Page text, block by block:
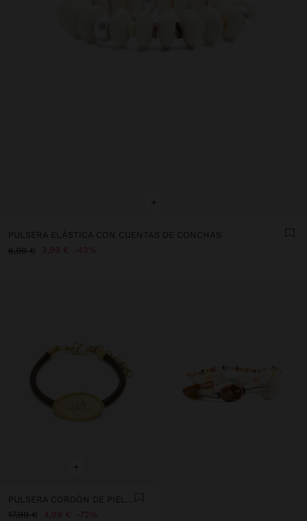
+
PULSERA ELÁSTICA CON CUENTAS DE CONCHAS
6,99 € 3,99 € 43%
+
PULSERA CORDÓN DE PIEL CON PLACA OVALADA CON CRISTALES
17,99 € 4,99 € 72%